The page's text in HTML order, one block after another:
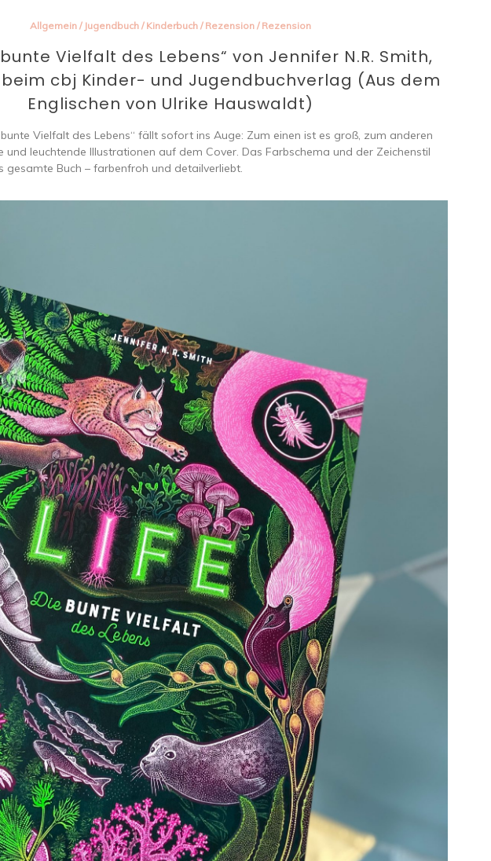
Allgemein/ Jugendbuch/ Kinderbuch/ Rezension/ Rezension
bunte Vielfalt des Lebens“ von Jennifer N.R. Smith,
cbj Kinder- und Jugendbuchverlag (Aus dem
Englischen von Ulrike Hauswaldt)
bunte Vielfalt des Lebens“ fällt sofort ins Auge: Zum einen ist es groß, zum anderen
und leuchtende Illustrationen auf dem Cover. Das Farbschema und der Zeichenstil
gesamte Buch – farbenfroh und detailverliebt.